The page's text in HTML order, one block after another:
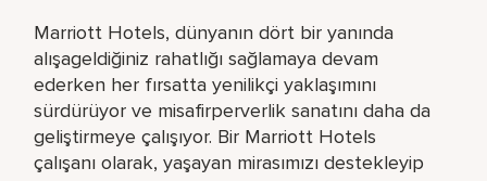
Marriott Hotels, dünyanın dört bir yanında
alışageldiğiniz rahatlığı sağlamaya devam
ederken her fırsatta yenilikçi yaklaşımını
sürdürüyor ve misafirperverlik sanatını daha da
geliştirmeye çalışıyor. Bir Marriott Hotels
çalışanı olarak, yaşayan mirasımızı destekleyip